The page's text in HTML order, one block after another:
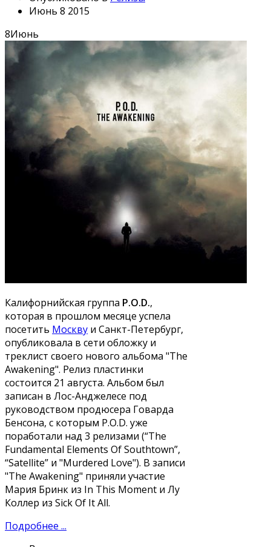
Июнь 8 2015
8Июнь
Калифорнийская группа P.O.D.,
которая в прошлом месяце успела
посетить Москву и Санкт-Петербург,
опубликовала в сети обложку и
треклист своего нового альбома "The
Awakening". Релиз пластинки
состоится 21 августа. Альбом был
записан в Лос-Анджелесе под
руководством продюсера Говарда
Бенсона, с которым P.O.D. уже
поработали над 3 релизами (“The
Fundamental Elements Of Southtown”,
“Satellite” и "Murdered Love"). В записи
"The Awakening" приняли участие
Мария Бринк из In This Moment и Лу
Коллер из Sick Of It All.
Подробнее ...